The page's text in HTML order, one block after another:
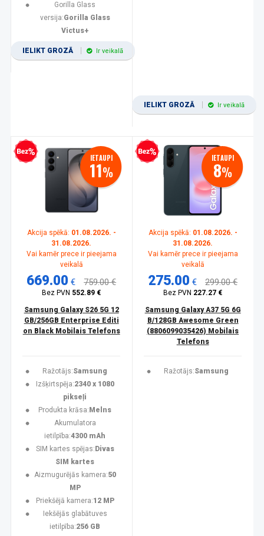
Gorilla Glass
versija:Gorilla Glass
Victus+
IELIKT GROZĀ Ir veikalā
IELIKT GROZĀ Ir veikalā
kredīts IETAUPI
11%
Akcija spēkā: 01.08.2026. -
31.08.2026.
Vai kamēr prece ir pieejama
veikalā
669.00 € 759.00 €
Bez PVN 552.89 €
Samsung Galaxy S26 5G 12
GB/256GB Enterprise Editi
on Black Mobilais Telefons
Ražotājs:Samsung
Izšķirtspēja:2340 x 1080
pikseļi
Produkta krāsa: Melns
Akumulatora
ietilpība:4300 mAh
SIM kartes spējas: Divas
SIM kartes
Aizmugurējās kamera:50
MP
Priekšējā kamera:12 MP
Iekšējās glabātuves
ietilpība:256 GB
Bezprocentu kredīts IETAUPI
8%
Akcija spēkā: 01.08.2026. -
31.08.2026.
Vai kamēr prece ir pieejama
veikalā
275.00 € 299.00 €
Bez PVN 227.27 €
Samsung Galaxy A37 5G 6G
B/128GB Awesome Green
(8806099035426) Mobilais
Telefons
Ražotājs:Samsung